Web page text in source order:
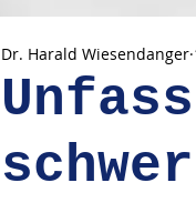
Dr. Harald Wiesendanger